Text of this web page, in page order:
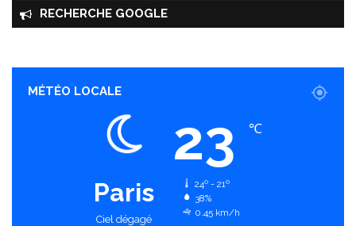
RECHERCHE GOOGLE
MÉTÉO LOCALE
Paris
Ciel dégagé
23 ℃
24º - 21º
38%
0.45 km/h